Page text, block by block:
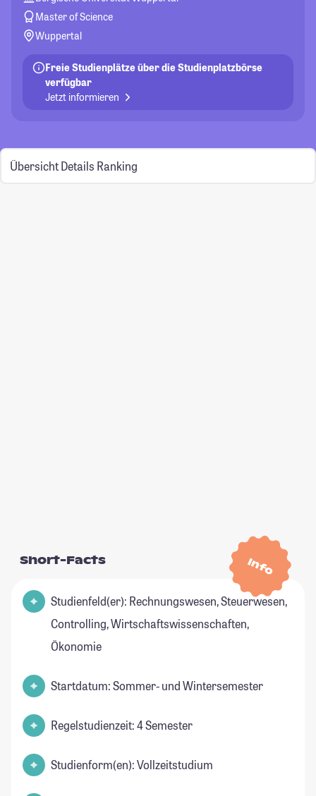
Master of Science
Wuppertal
Freie Studienplätze über die Studienplatzbörse
verfügbar
Jetzt informieren
Übersicht Details Ranking
Info
Short-Facts
Studienfeld(er): Rechnungswesen, Steuerwesen,
Controlling, Wirtschaftswissenschaften,
Ökonomie
Startdatum: Sommer- und Wintersemester
Regelstudienzeit: 4 Semester
Studienform(en): Vollzeitstudium